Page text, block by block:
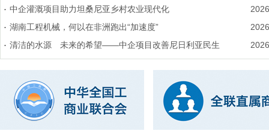
. 中企灌溉项目助力坦桑尼亚乡村农业现代化
. 湖南工程机械，何以在非洲跑出“加速度”
. 清洁的水源 未来的希望——中企项目改善尼日利亚民生